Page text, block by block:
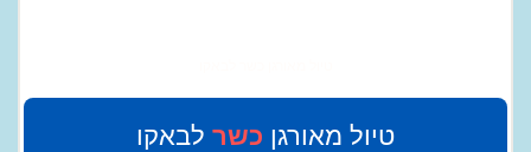
טיול מאורגן כשר לבאקו